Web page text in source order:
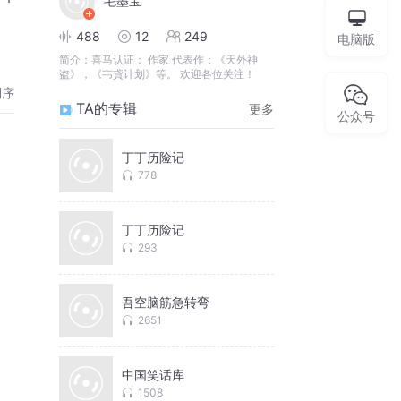
488 12 249
简介： 喜马认证： 作家 代表作：《天外神
盗》，《韦貣计划》等。 欢迎各位关注！
TA的专辑 更多
丁丁历险记
778
丁丁历险记
293
吾空脑筋急转弯
2651
中国笑话库
1508
电脑版
公众号